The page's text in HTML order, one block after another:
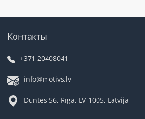
Контакты
+371 20408041
info@motivs.lv
Duntes 56, Rīga, LV-1005, Latvija